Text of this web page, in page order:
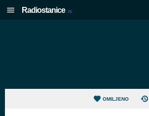
Radiostanice .rs
OMILJENO